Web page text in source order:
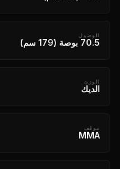
الوصول
70.5 بوصة (179 سم)
الوزن
الديك
موقف
MMA